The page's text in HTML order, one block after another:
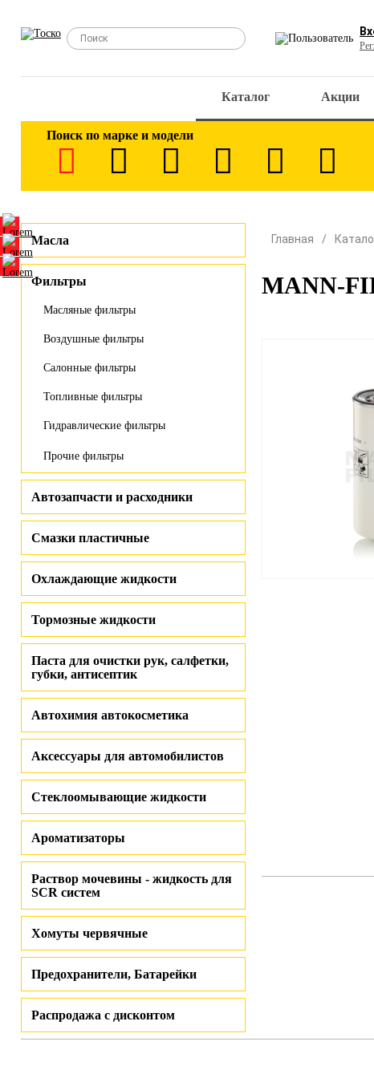
Каталог Акции
Поиск по марке и модели
Масла
Фильтры
Масляные фильтры
Воздушные фильтры
Салонные фильтры
Топливные фильтры
Гидравлические фильтры
Прочие фильтры
Автозапчасти и расходники
Смазки пластичные
Охлаждающие жидкости
Тормозные жидкости
Паста для очистки рук, салфетки,
губки, антисептик
Автохимия автокосметика
Аксессуары для автомобилистов
Стеклоомывающие жидкости
Ароматизаторы
Раствор мочевины - жидкость для
SCR систем
Хомуты червячные
Предохранители, Батарейки
Распродажа с дисконтом
Главная
MANN-